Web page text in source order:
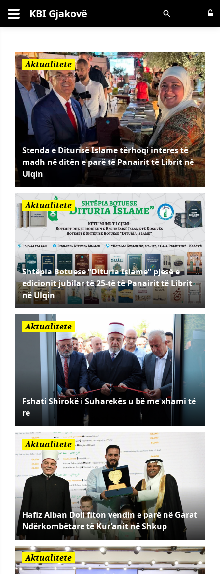
Kërko KBI Gjakovë
Aktualitete
Stenda e Diturisë Islame tërhoqi interes të
madh në ditën e parë të Panairit të Librit në
Ulqin
Aktualitete
Shtëpia Botuese “Dituria Islame” pjesë e
edicionit jubilar të 25-të të Panairit të Librit
në Ulqin
Aktualitete
Fshati Shirokë i Suharekës u bë me xhami të
re
Aktualitete
Hafiz Alban Doli fiton vendin e parë në Garat
Ndërkombëtare të Kur’anit në Shkup
Aktualitete